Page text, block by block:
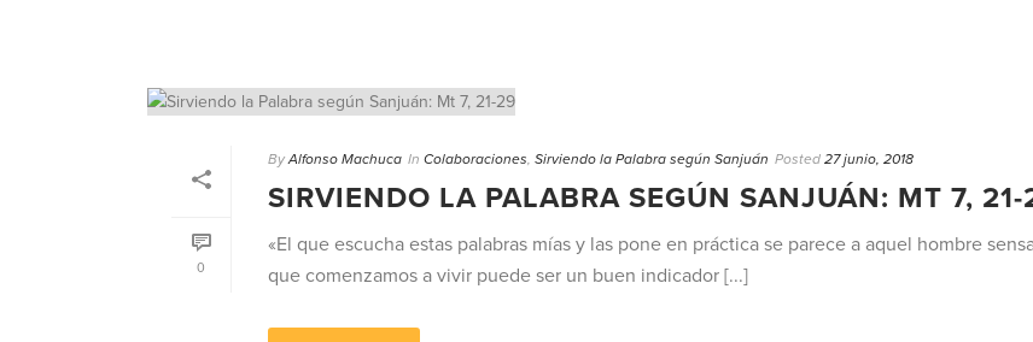
0
By Alfonso Machuca In Colaboraciones, Sirviendo la Palabra según Sanjuán Posted 27 junio, 2018
SIRVIENDO LA PALABRA SEGÚN SANJUÁN: MT 7, 21-
«El que escucha estas palabras mías y las pone en práctica se parece a aquel hombre
que comenzamos a vivir puede ser un buen indicador [...]